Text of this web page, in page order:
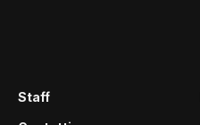
Staff